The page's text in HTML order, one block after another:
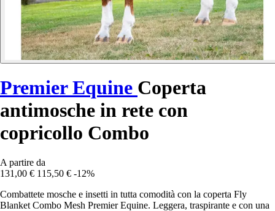
Premier Equine Coperta
antimosche in rete con
copricollo Combo
A partire da
131,00 € 115,50 € -12%
Combattete mosche e insetti in tutta comodità con la coperta Fly
Blanket Combo Mesh Premier Equine. Leggera, traspirante e con una